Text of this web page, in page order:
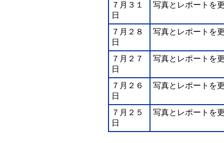
７月３１
日
写真とレポートを
７月２８
日
写真とレポートを
７月２７
日
写真とレポートを
７月２６
日
写真とレポートを
７月２５
日
写真とレポートを